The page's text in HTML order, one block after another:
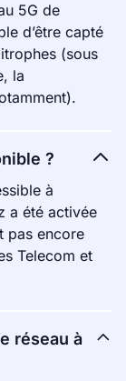
5G de
d’être capté
(sous
la
?
à
a été activée
pas encore
Telecom et
réseau à